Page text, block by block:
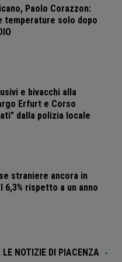
Paolo Corazzon:
temperature solo dopo
e bivacchi alla
Erfurt e Corso
dalla polizia locale
straniere ancora in
rispetto a un anno
NOTIZIE DI PIACENZA